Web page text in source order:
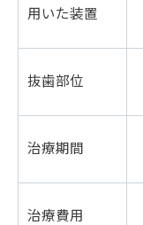
用いた装置
抜歯部位
治療期間
治療費用